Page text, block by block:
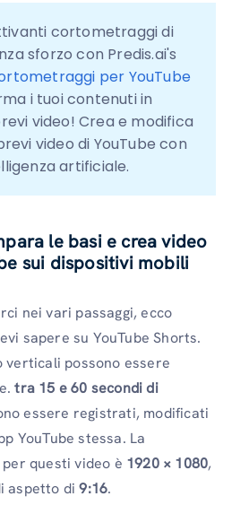
cortometraggi di
per YouTube
i tuoi contenuti in
video! Crea e modifica
video di YouTube con
artificiale.
le basi e crea video
sui dispositivi mobili
nei vari passaggi, ecco
sapere su YouTube Shorts.
verticali possono essere
tra 15 e 60 secondi di
essere registrati, modificati
YouTube stessa. La
questi video è 1920 × 1080,
aspetto di9:16.